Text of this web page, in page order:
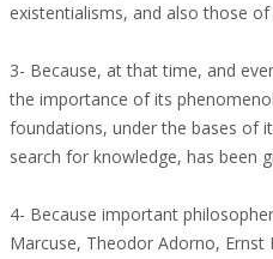
existentialisms, and also those
3- Because, at that time, and
the importance of its
foundations, under the bases of
search for knowledge, has been
4- Because important
Marcuse, Theodor Adorno, Ernst